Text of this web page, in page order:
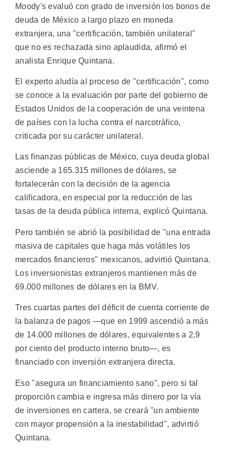
Moody's evaluó con grado de inversión los bonos de
deuda de México a largo plazo en moneda
extranjera, una "certificación, también unilateral"
que no es rechazada sino aplaudida, afirmó el
analista Enrique Quintana.
El experto aludía al proceso de "certificación", como
se conoce a la evaluación por parte del gobierno de
Estados Unidos de la cooperación de una veintena
de países con la lucha contra el narcotráfico,
criticada por su carácter unilateral.
Las finanzas públicas de México, cuya deuda global
asciende a 165.315 millones de dólares, se
fortalecerán con la decisión de la agencia
calificadora, en especial por la reducción de las
tasas de la deuda pública interna, explicó Quintana.
Pero también se abrió la posibilidad de "una entrada
masiva de capitales que haga más volátiles los
mercados financieros" mexicanos, advirtió Quintana.
Los inversionistas extranjeros mantienen más de
69.000 millones de dólares en la BMV.
Tres cuartas partes del déficit de cuenta corriente de
la balanza de pagos —que en 1999 ascendió a más
de 14.000 millones de dólares, equivalentes a 2,9
por ciento del producto interno bruto—, es
financiado con inversión extranjera directa.
Eso "asegura un financiamiento sano", pero si tal
proporción cambia e ingresa más dinero por la vía
de inversiones en cartera, se creará "un ambiente
con mayor propensión a la inestabilidad", advirtió
Quintana.